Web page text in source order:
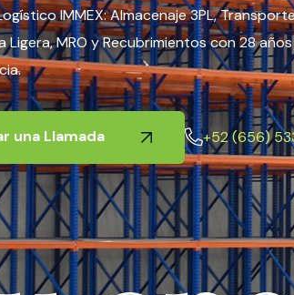
IMMEX: Almacenaje 3PL,
Ligera, MRO y Recubrimientos con 28 años
una Llamada +52 (656)